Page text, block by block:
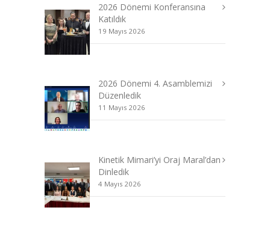
2026 Dönemi Konferansına
Katıldık
19 Mayıs 2026
2026 Dönemi 4. Asamblemizi
Düzenledik
11 Mayıs 2026
Kinetik Mimari’yi Oraj Maral’dan
Dinledik
4 Mayıs 2026